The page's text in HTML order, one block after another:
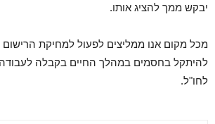
יבקש ממך להציג אותו.
מכל מקום אנו ממליצים לפעול למחיקת
להיתקל בחסמים במהלך החיים בקבלה לעבודה,
לחו"ל.